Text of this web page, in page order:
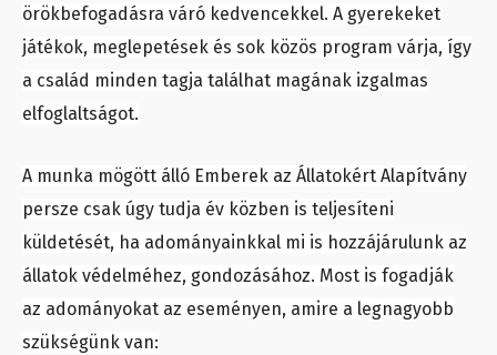
örökbefogadásra váró kedvencekkel. A gyerekeket
játékok, meglepetések és sok közös program várja, így
a család minden tagja találhat magának izgalmas
elfoglaltságot.
A munka mögött álló Emberek az Állatokért Alapítvány
persze csak úgy tudja év közben is teljesíteni
küldetését, ha adományainkkal mi is hozzájárulunk az
állatok védelméhez, gondozásához. Most is fogadják
az adományokat az eseményen, amire a legnagyobb
szükségünk van: